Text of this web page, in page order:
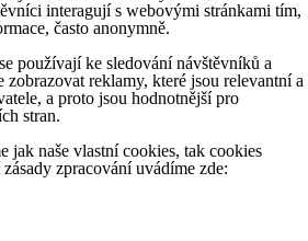
interagují s webovými stránkami tím,
často anonymně.
používají ke sledování návštěvníků a
reklamy, které jsou relevantní a
a proto jsou hodnotnější pro
stran.
jak naše vlastní cookies, tak cookies
zpracování uvádíme zde: